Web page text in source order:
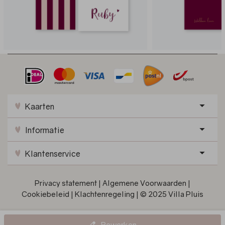
Kaarten
Informatie
Klantenservice
Privacy statement | Algemene Voorwaarden |
Cookiebeleid | Klachtenregeling | © 2025 Villa Pluis